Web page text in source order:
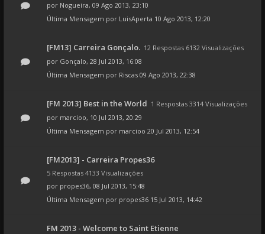
por Nogueira, 09 Ago 2013, 23:10
Última Mensagem por LuisAperta 10 Ago 2013, 12:20
[FM13] Carreira Gonçalo. 12 Respostas 6132 Visualizações
por Gonçalo, 28 Jul 2013, 16:08
Última Mensagem por Riscas 09 Ago 2013, 22:38
[FM 2013] Best in the World 1 Respostas 3314 Visualizações
por marcioo, 10 Jul 2013, 20:29
Última Mensagem por marcioo 20 Jul 2013, 12:54
[FM2013] - Carreira Propes36
5 Respostas 4133 Visualizações
por propes36, 08 Jul 2013, 15:48
Última Mensagem por propes36 15 Jul 2013, 14:42
FM 2013 - Welcome to Saint Etienne